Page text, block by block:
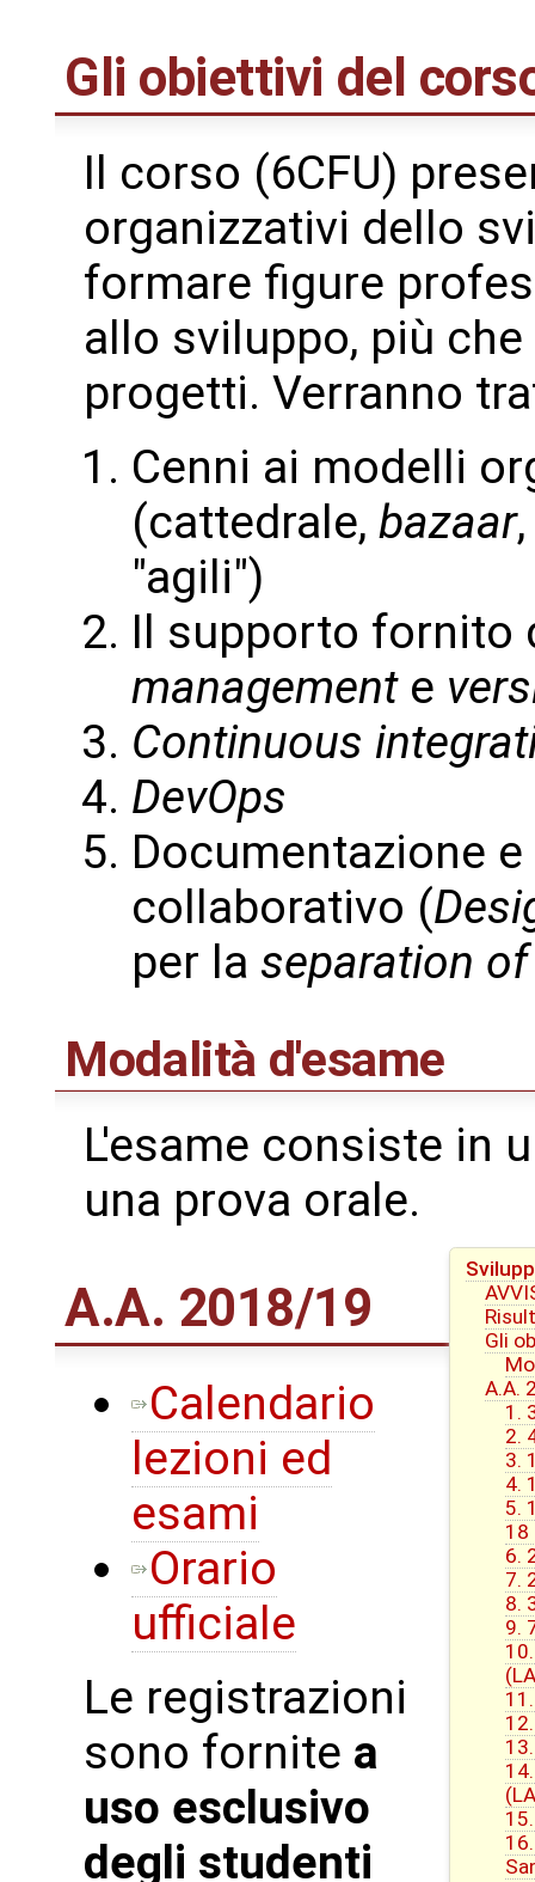
Gli obiettivi del
Il corso (6CFU)
organizzativi dello
formare figure
allo sviluppo, più
progetti. Verranno
Cenni ai modelli
(cattedrale, bazaar
"agili")
Il supporto fornito
managemente
Continuous
DevOps
Documentazione
collaborativo (
per la separation
Modalità d'esame
L'esame consiste in
una prova orale.
Gli
A.A.
1.
2.
3.
4.
5.
18
6.
7.
8.
9.
A.A. 2018/19
Calendario
lezioni ed
esami
Orario
ufficiale
Le registrazioni
sono fornite a
uso esclusivo
degli studenti